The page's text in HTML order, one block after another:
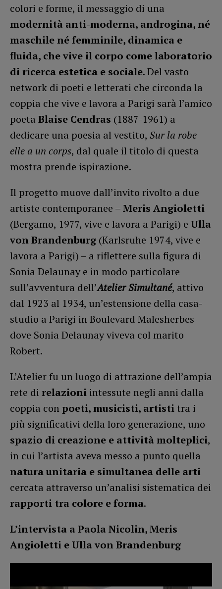
colori e forme, il messaggio di una
modernità anti-moderna, androgina, né
maschile né femminile, dinamica e
fluida, che vive il corpo come laboratorio
di ricerca estetica e sociale. Del vasto
network di poeti e letterati che circonda la
coppia che vive e lavora a Parigi sarà l’amico
poeta Blaise Cendras (1887-1961) a
dedicare una poesia al vestito, Sur la robe
elle a un corps, dal quale il titolo di questa
mostra prende ispirazione.
Il progetto muove dall’invito rivolto a due
artiste contemporanee –Meris Angioletti
(Bergamo, 1977, vive e lavora a Parigi) e Ulla
von Brandenburg (Karlsruhe 1974, vive e
lavora a Parigi) – a riflettere sulla figura di
Sonia Delaunay e in modo particolare
sull’avventura dell’Atelier Simultané, attivo
dal 1923 al 1934, un’estensione della casa-
studio a Parigi in Boulevard Malesherbes
dove Sonia Delaunay viveva col marito
Robert.
L’Atelier fu un luogo di attrazione dell’ampia
rete di relazioni intessute negli anni dalla
coppia con poeti, musicisti, artistitra i
più significativi della loro generazione, uno
spazio di creazione e attività molteplici,
in cui l’artista aveva messo a punto quella
natura unitaria e simultanea delle arti
cercata attraverso un’analisi sistematica dei
rapporti tra colore e forma.
L’intervista a Paola Nicolin, Meris
Angioletti e Ulla von Brandenburg